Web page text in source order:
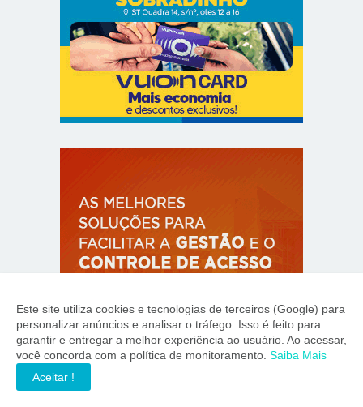
Este site utiliza cookies e tecnologias de terceiros (Google) para
personalizar anúncios e analisar o tráfego. Isso é feito para
garantir e entregar a melhor experiência ao usuário. Ao acessar,
você concorda com a política de monitoramento. Saiba Mais
Aceitar !